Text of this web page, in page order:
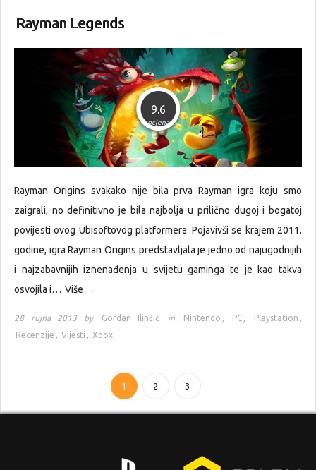
Rayman Legends
9.6
ocjena
Rayman Origins svakako nije bila prva Rayman igra koju smo
zaigrali, no definitivno je bila najbolja u prilično dugoj i bogatoj
povijesti ovog Ubisoftovog platformera. Pojavivši se krajem 2011.
godine, igra Rayman Origins predstavljala je jedno od najugodnijih
i najzabavnijih iznenađenja u svijetu gaminga te je kao takva
osvojila i… Više →
28 rujna 2013 by Gordan Ilinčić in Nintendo , PC , Playstation ,
Recenzije , Vijesti , Xbox
1 2 3